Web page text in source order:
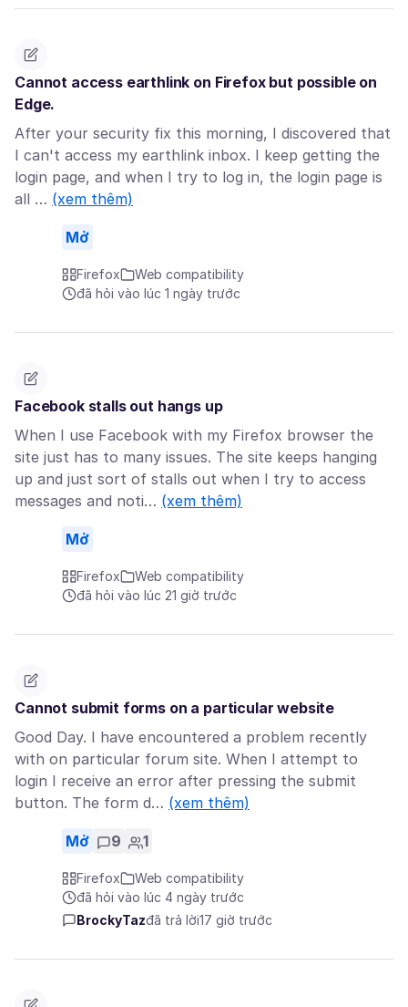
Cannot access earthlink on Firefox but possible on
Edge.
After your security fix this morning, I discovered that
I can't access my earthlink inbox. I keep getting the
login page, and when I try to log in, the login page is
all … (xem thêm)
Mở
Firefox
Web compatibility
đã hỏi vào lúc 1 ngày trước
Facebook stalls out hangs up
When I use Facebook with my Firefox browser the
site just has to many issues. The site keeps hanging
up and just sort of stalls out when I try to access
messages and noti… (xem thêm)
Mở
Firefox
Web compatibility
đã hỏi vào lúc 21 giờ trước
Cannot submit forms on a particular website
Good Day. I have encountered a problem recently
with on particular forum site. When I attempt to
login I receive an error after pressing the submit
button. The form d… (xem thêm)
Mở 9 1
Firefox
Web compatibility
đã hỏi vào lúc 4 ngày trước
BrockyTazđã trả lời17 giờ trước